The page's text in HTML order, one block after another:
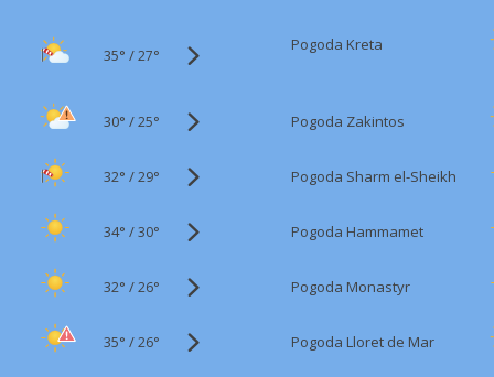
35° /27°
Pogoda Kreta
30° /25° Pogoda Zakintos
32° /29° Pogoda Sharm el-Sheikh
34° /30° Pogoda Hammamet
32° /26° Pogoda Monastyr
35° /26° Pogoda Lloret de Mar